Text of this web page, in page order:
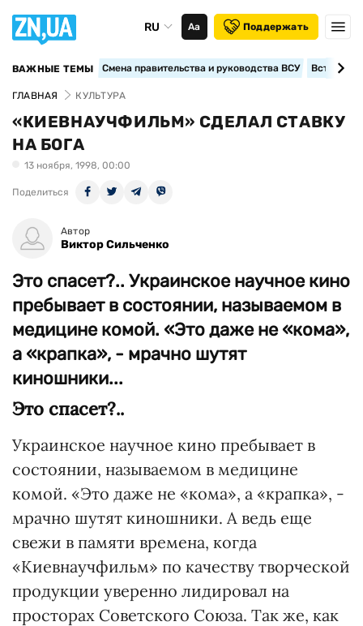
RU Аа Поддержать
ВАЖНЫЕ ТЕМЫ Смена правительства и руководства ВСУ
ГЛАВНАЯ КУЛЬТУРА
«КИЕВНАУЧФИЛЬМ» СДЕЛАЛ СТАВКУ
НА БОГА
13 ноября, 1998, 00:00
Поделиться
Автор
Виктор Сильченко
Это спасет?.. Украинское научное кино
пребывает в состоянии, называемом в
медицине комой. «Это даже не «кома»,
а «крапка», - мрачно шутят
киношники...
Это спасет?..
Украинское научное кино пребывает в
состоянии, называемом в медицине
комой. «Это даже не «кома», а «крапка», -
мрачно шутят киношники. А ведь еще
свежи в памяти времена, когда
«Киевнаучфильм» по качеству творческой
продукции уверенно лидировал на
просторах Советского Союза. Так же, как